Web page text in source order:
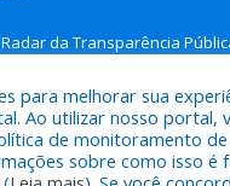
Radar da Transparência
a Prefeitura
para melhorar sua
Ao utilizar nosso portal,
de monitoramento de
sobre como isso é